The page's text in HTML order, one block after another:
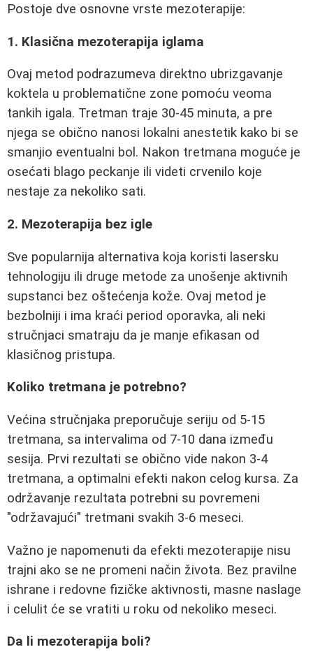
Postoje dve osnovne vrste mezoterapije:
1. Klasična mezoterapija iglama
Ovaj metod podrazumeva direktno ubrizgavanje
koktela u problematične zone pomoću veoma
tankih igala. Tretman traje 30-45 minuta, a pre
njega se obično nanosi lokalni anestetik kako bi se
smanjio eventualni bol. Nakon tretmana moguće je
osećati blago peckanje ili videti crvenilo koje
nestaje za nekoliko sati.
2. Mezoterapija bez igle
Sve popularnija alternativa koja koristi lasersku
tehnologiju ili druge metode za unošenje aktivnih
supstanci bez oštećenja kože. Ovaj metod je
bezbolniji i ima kraći period oporavka, ali neki
stručnjaci smatraju da je manje efikasan od
klasičnog pristupa.
Koliko tretmana je potrebno?
Većina stručnjaka preporučuje seriju od 5-15
tretmana, sa intervalima od 7-10 dana između
sesija. Prvi rezultati se obično vide nakon 3-4
tretmana, a optimalni efekti nakon celog kursa. Za
održavanje rezultata potrebni su povremeni
"održavajući" tretmani svakih 3-6 meseci.
Važno je napomenuti da efekti mezoterapije nisu
trajni ako se ne promeni način života. Bez pravilne
ishrane i redovne fizičke aktivnosti, masne naslage
i celulit će se vratiti u roku od nekoliko meseci.
Da li mezoterapija boli?